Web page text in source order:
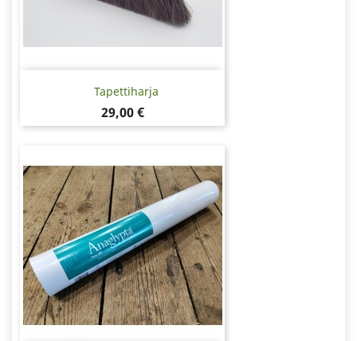
Tapettiharja
Hinta
29,00 €